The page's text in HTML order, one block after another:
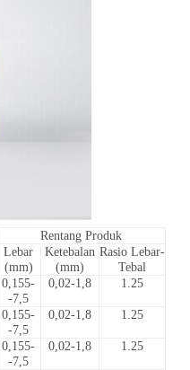
Rentang Produk
Lebar
(mm)
Ketebalan
(mm)
Rasio Lebar-
Tebal
0,155-
-7,5
0,02-1,8 1.25
0,155-
-7,5
0,02-1,8 1.25
0,155-
-7,5
0,02-1,8 1.25